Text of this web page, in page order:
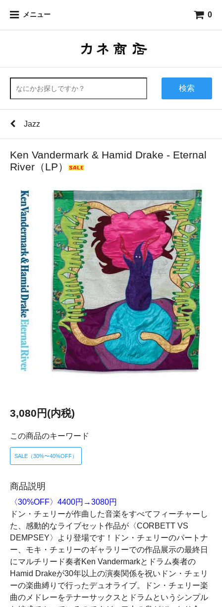
メニュー 0
検索
Jazz
Ken Vandermark & Hamid Drake - Eternal
River（LP）
3,080円(内税)
この商品のキーワード
SALE（30%〜40%OFF）
商品説明
〈30%OFF〉4400円→3080円
ドン・チェリーが作曲した音楽をすべてフィーチャーし
た、感動的なライブセット作品が〈CORBETT VS
DEMPSEY〉より登場です！ドン・チェリーのパートナ
ー、モキ・チェリーのギャラリーでの作品展示の最終日
にマルチリード奏者Ken Vandermarkとドラム奏者の
Hamid Drakeが30年以上の演奏関係を祝いドン・チェリ
ーの楽曲縛りで行ったデュオライブ。ドン・チェリー楽
曲のメドレーをテナーサックスとドラムというシンプル